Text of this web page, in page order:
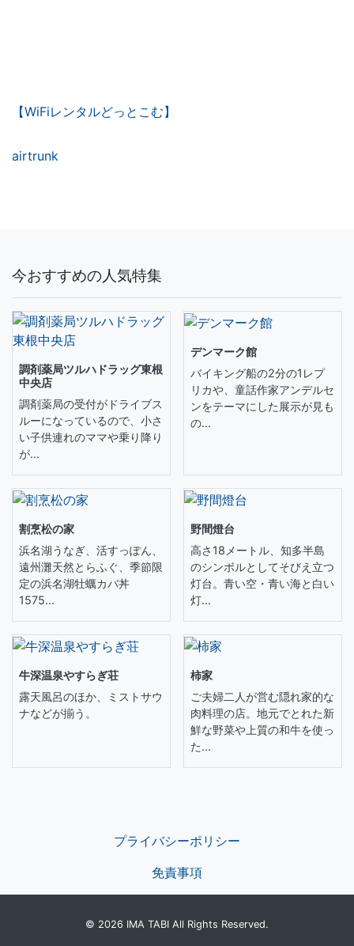
【WiFiレンタルどっとこむ】
airtrunk
今おすすめの人気特集
調剤薬局ツルハドラッグ東根
中央店
調剤薬局の受付がドライブス
ルーになっているので、小さ
い子供連れのママや乗り降り
が...
デンマーク館
バイキング船の2分の1レプ
リカや、童話作家アンデルセ
ンをテーマにした展示が見も
の...
割烹松の家
浜名湖うなぎ、活すっぽん、
遠州灘天然とらふぐ、季節限
定の浜名湖牡蠣カバ丼
1575...
野間燈台
高さ18メートル、知多半島
のシンボルとしてそびえ立つ
灯台。青い空・青い海と白い
灯...
牛深温泉やすらぎ荘
露天風呂のほか、ミストサウ
ナなどが揃う。
柿家
ご夫婦二人が営む隠れ家的な
肉料理の店。地元でとれた新
鮮な野菜や上質の和牛を使っ
た...
プライバシーポリシー
免責事項
© 2026 IMA TABI All Rights Reserved.